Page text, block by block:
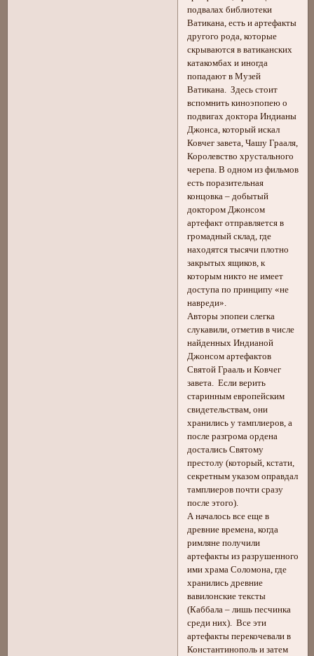
подвалах библиотеки
Ватикана, есть и артефакты
другого рода, которые
скрываются в ватиканских
катакомбах и иногда
попадают в Музей
Ватикана. Здесь стоит
вспомнить киноэпопею о
подвигах доктора Индианы
Джонса, который искал
Ковчег завета, Чашу Грааля,
Королевство хрустального
черепа. В одном из фильмов
есть поразительная
концовка – добытый
доктором Джонсом
артефакт отправляется в
громадный склад, где
находятся тысячи плотно
закрытых ящиков, к
которым никто не имеет
доступа по принципу «не
навреди».
Авторы эпопеи слегка
слукавили, отметив в числе
найденных Индианой
Джонсом артефактов
Святой Грааль и Ковчег
завета. Если верить
старинным европейским
свидетельствам, они
хранились у тамплиеров, а
после разгрома ордена
достались Святому
престолу (который, кстати,
секретным указом оправдал
тамплиеров почти сразу
после этого).
А началось все еще в
древние времена, когда
римляне получили
артефакты из разрушенного
ими храма Соломона, где
хранились древние
вавилонские тексты
(Каббала – лишь песчинка
среди них). Все эти
артефакты перекочевали в
Константинополь и затем